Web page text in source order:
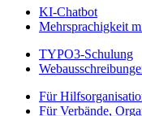
KI-Chatbot
Mehrsprachigkeit
TYPO3-Schulung
Für
Für Verbände,